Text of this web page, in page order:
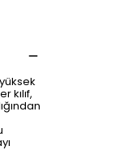
kılıf,